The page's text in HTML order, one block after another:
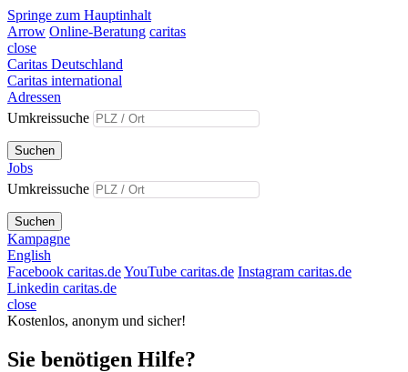
Springe zum Hauptinhalt
Arrow Online-Beratung caritas
close
Caritas Deutschland
Caritas international
Adressen
Umkreissuche
Suchen
Jobs
Umkreissuche
Suchen
Kampagne
English
Facebook caritas.deYouTube caritas.de Instagram caritas.de
Linkedin caritas.de
close
Kostenlos, anonym und sicher!
Sie benötigen Hilfe?